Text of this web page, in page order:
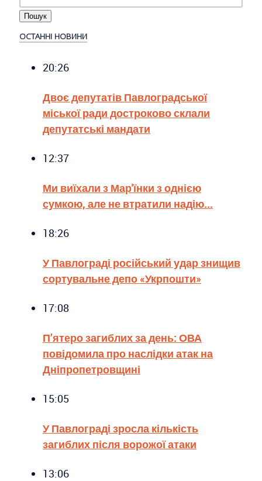
ОСТАННІ НОВИНИ
20:26
Двоє депутатів Павлоградської
міської ради достроково склали
депутатські мандати
12:37
Ми виїхали з Мар'їнки з однією
сумкою, але не втратили надію...
18:26
У Павлограді російський удар знищив
сортувальне депо «Укрпошти»
17:08
П’ятеро загиблих за день: ОВА
повідомила про наслідки атак на
Дніпропетровщині
15:05
У Павлограді зросла кількість
загиблих після ворожої атаки
13:06